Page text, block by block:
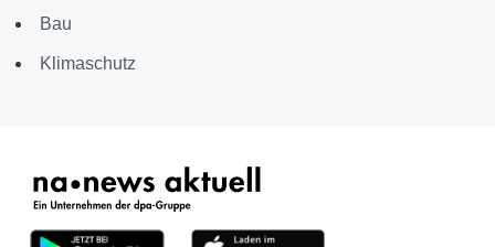
Bau
Klimaschutz